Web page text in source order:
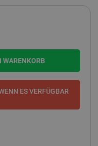
WARENKORB
ES VERFÜGBAR